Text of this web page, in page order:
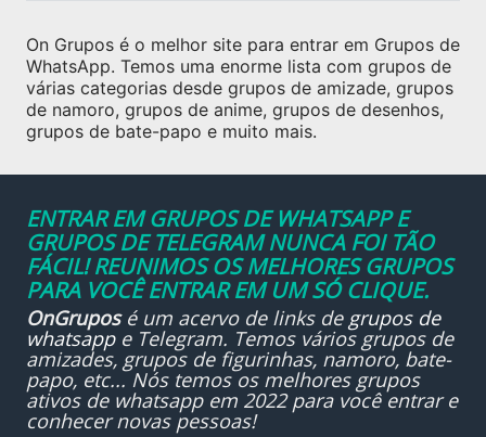
On Grupos é o melhor site para entrar em Grupos de
WhatsApp. Temos uma enorme lista com grupos de
várias categorias desde grupos de amizade, grupos
de namoro, grupos de anime, grupos de desenhos,
grupos de bate-papo e muito mais.
ENTRAR EM GRUPOS DE WHATSAPP E
GRUPOS DE TELEGRAM NUNCA FOI TÃO
FÁCIL! REUNIMOS OS MELHORES GRUPOS
PARA VOCÊ ENTRAR EM UM SÓ CLIQUE.
OnGruposé um acervo de links de grupos de
whatsappe Telegram. Temos vários grupos de
amizades, grupos de figurinhas, namoro, bate-
papo, etc... Nós temos os melhores grupos
ativos de whatsapp em 2022 para você entrar e
conhecer novas pessoas!